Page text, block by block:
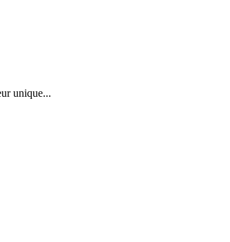
unique...